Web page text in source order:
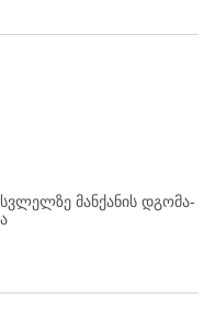
მანქანის დგომა-